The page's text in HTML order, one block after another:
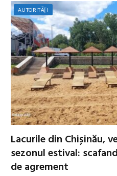
AUTORITĂȚI
Lacurile din Chișinău,
sezonul estival:
de agrement